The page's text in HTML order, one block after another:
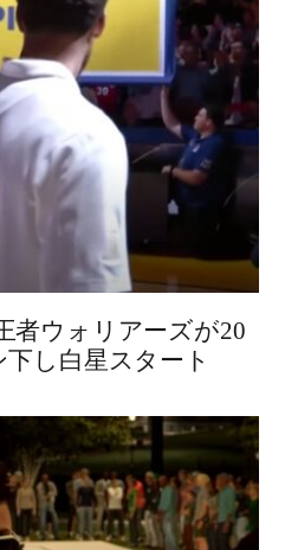
者ウォリアーズが20
し白星スタート